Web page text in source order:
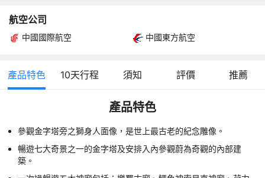
航空公司
中國國際航空 中國東方航空
產品特色 10天行程 須知 評價 推薦
產品特色
參觀金字塔旁之獅身人面像，是世上最古老的紀念雕像。
暢遊七大奇景之一的金字塔及安排入內參觀蔚為奇觀的內部建
築。